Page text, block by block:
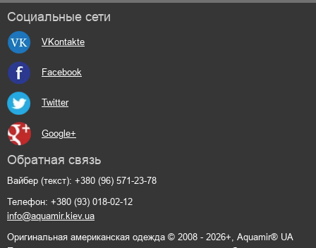
Социальные сети
VKontakte
Facebook
Twitter
Google+
Обратная связь
Вайбер (текст): +380 (96) 571-23-78
Телефон: +380 (93) 018-02-12
info@aquamir.kiev.ua
Оригинальная американская одежда © 2008 - 2026+, Aquamir® UA